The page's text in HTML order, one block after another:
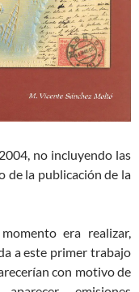
no incluyendo las
de la publicación de la
era realizar,
a este primer trabajo
con motivo de